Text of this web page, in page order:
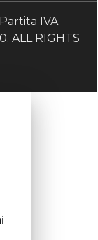
IVA
ALL RIGHTS